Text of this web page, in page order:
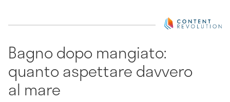
Bagno dopo mangiato:
quanto aspettare davvero
al mare